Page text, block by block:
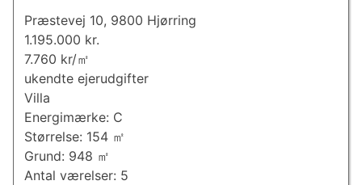
Præstevej 10, 9800 Hjørring
1.195.000 kr.
7.760 kr/㎡
ukendte ejerudgifter
Villa
Energimærke: C
Størrelse: 154 ㎡
Grund: 948 ㎡
Antal værelser: 5